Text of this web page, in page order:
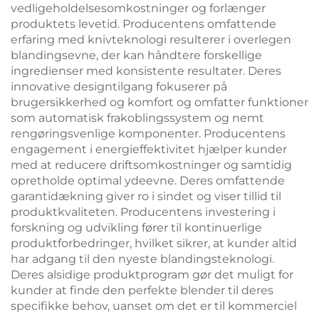
vedligeholdelsesomkostninger og forlænger
produktets levetid. Producentens omfattende
erfaring med knivteknologi resulterer i overlegen
blandingsevne, der kan håndtere forskellige
ingredienser med konsistente resultater. Deres
innovative designtilgang fokuserer på
brugersikkerhed og komfort og omfatter funktioner
som automatisk frakoblingssystem og nemt
rengøringsvenlige komponenter. Producentens
engagement i energieffektivitet hjælper kunder
med at reducere driftsomkostninger og samtidig
opretholde optimal ydeevne. Deres omfattende
garantidækning giver ro i sindet og viser tillid til
produktkvaliteten. Producentens investering i
forskning og udvikling fører til kontinuerlige
produktforbedringer, hvilket sikrer, at kunder altid
har adgang til den nyeste blandingsteknologi.
Deres alsidige produktprogram gør det muligt for
kunder at finde den perfekte blender til deres
specifikke behov, uanset om det er til kommerciel